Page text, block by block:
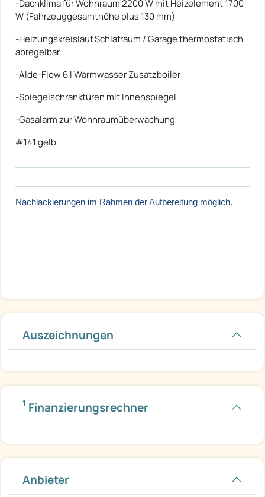
-Dachklima für Wohnraum 2200 W mit Heizelement 1700
W (Fahrzeuggesamthöhe plus 130 mm)
-Heizungskreislauf Schlafraum / Garage thermostatisch
abregelbar
-Alde-Flow 6 l Warmwasser Zusatzboiler
-Spiegelschranktüren mit Innenspiegel
-Gasalarm zur Wohnraumüberwachung
#141 gelb
Nachlackierungen im Rahmen der Aufbereitung möglich.
Auszeichnungen
1 Finanzierungsrechner
Anbieter